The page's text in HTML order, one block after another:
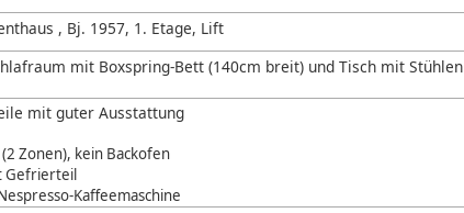
, Bj. 1957, 1. Etage, Lift
mit Boxspring-Bett (140cm breit) und Tisch mit Stühlen
mit guter Ausstattung
Zonen), kein Backofen
Gefrierteil
Kaffeemaschine